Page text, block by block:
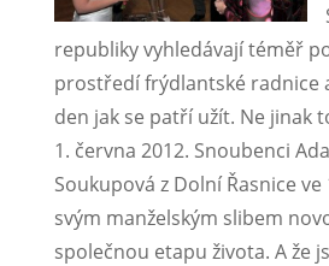
republiky vyhledávají téměř
prostředí frýdlantské radnice
den jak se patří užít. Ne jinak
1. června 2012. Snoubenci
Soukupová z Dolní Řasnice
svým manželským slibem
společnou etapu života. A že